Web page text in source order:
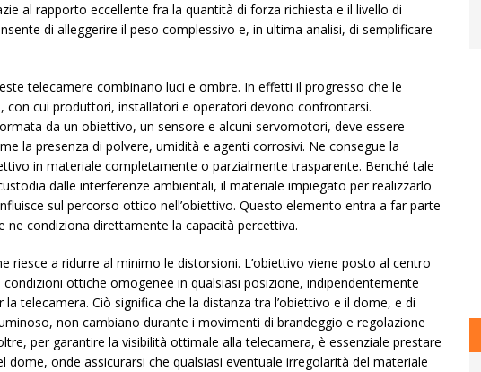
al rapporto eccellente fra la quantità di forza richiesta e il livello di
di alleggerire il peso complessivo e, in ultima analisi, di semplificare
telecamere combinano luci e ombre. In effetti il progresso che le
con cui produttori, installatori e operatori devono confrontarsi.
da un obiettivo, un sensore e alcuni servomotori, deve essere
la presenza di polvere, umidità e agenti corrosivi. Ne consegue la
in materiale completamente o parzialmente trasparente. Benché tale
dalle interferenze ambientali, il materiale impiegato per realizzarlo
sul percorso ottico nell’obiettivo. Questo elemento entra a far parte
condiziona direttamente la capacità percettiva.
riesce a ridurre al minimo le distorsioni. L’obiettivo viene posto al centro
ottiche omogenee in qualsiasi posizione, indipendentemente
la telecamera. Ciò significa che la distanza tra l’obiettivo e il dome, e di
non cambiano durante i movimenti di brandeggio e regolazione
per garantire la visibilità ottimale alla telecamera, è essenziale prestare
dome, onde assicurarsi che qualsiasi eventuale irregolarità del materiale